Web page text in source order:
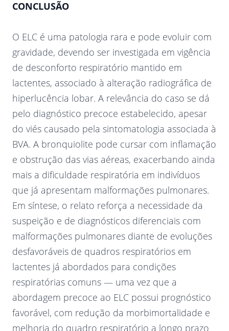
CONCLUSÃO
O ELC é uma patologia rara e pode evoluir com
gravidade, devendo ser investigada em vigência
de desconforto respiratório mantido em
lactentes, associado à alteração radiográfica de
hiperlucência lobar. A relevância do caso se dá
pelo diagnóstico precoce estabelecido, apesar
do viés causado pela sintomatologia associada à
BVA. A bronquiolite pode cursar com inflamação
e obstrução das vias aéreas, exacerbando ainda
mais a dificuldade respiratória em indivíduos
que já apresentam malformações pulmonares.
Em síntese, o relato reforça a necessidade da
suspeição e de diagnósticos diferenciais com
malformações pulmonares diante de evoluções
desfavoráveis de quadros respiratórios em
lactentes já abordados para condições
respiratórias comuns — uma vez que a
abordagem precoce ao ELC possui prognóstico
favorável, com redução da morbimortalidade e
melhoria do quadro respiratório a longo prazo